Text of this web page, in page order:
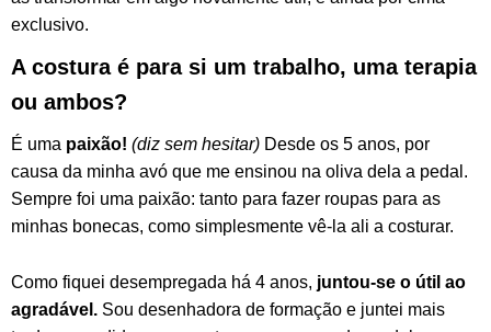
exclusivo.
A costura é para si um trabalho, uma terapia
ou ambos?
É uma paixão! (diz sem hesitar) Desde os 5 anos, por
causa da minha avó que me ensinou na oliva dela a pedal.
Sempre foi uma paixão: tanto para fazer roupas para as
minhas bonecas, como simplesmente vê-la ali a costurar.
Como fiquei desempregada há 4 anos, juntou-se o útil ao
agradável. Sou desenhadora de formação e juntei mais